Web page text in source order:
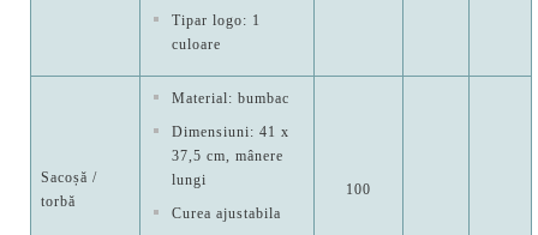
Tipar logo: 1
culoare
Sacoșă /
torbă
Material: bumbac
Dimensiuni: 41 x
37,5 cm, mânere
lungi
Curea ajustabila
100